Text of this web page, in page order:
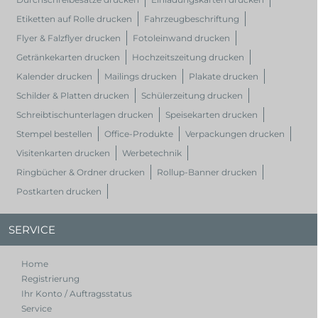
Etiketten auf Rolle drucken
Fahrzeugbeschriftung
Flyer & Falzflyer drucken
Fotoleinwand drucken
Getränkekarten drucken
Hochzeitszeitung drucken
Kalender drucken
Mailings drucken
Plakate drucken
Schilder & Platten drucken
Schülerzeitung drucken
Schreibtischunterlagen drucken
Speisekarten drucken
Stempel bestellen
Office-Produkte
Verpackungen drucken
Visitenkarten drucken
Werbetechnik
Ringbücher & Ordner drucken
Rollup-Banner drucken
Postkarten drucken
SERVICE
Home
Registrierung
Ihr Konto / Auftragsstatus
Service